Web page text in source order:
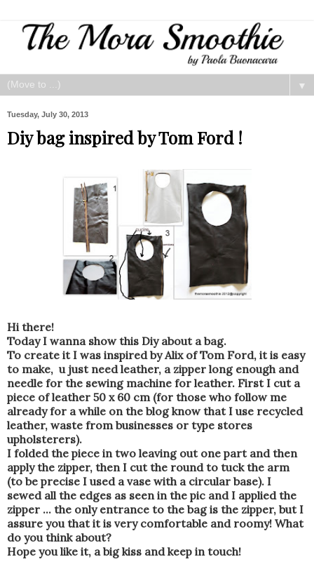
▼
Tuesday, July 30, 2013
Diy bag inspired by Tom Ford !
Hi there!
Today I wanna show this Diy about a bag.
To create it I was inspired by Alix of Tom Ford, it is easy
to make, u just need leather, a zipper long enough and
needle for the sewing machine for leather. First I cut a
piece of leather 50 x 60 cm (for those who follow me
already for a while on the blog know that I use recycled
leather, waste from businesses or type stores
upholsterers).
I folded the piece in two leaving out one part and then
apply the zipper, then I cut the round to tuck the arm
(to be precise I used a vase with a circular base). I
sewed all the edges as seen in the pic and I applied the
zipper ... the only entrance to the bag is the zipper, but I
assure you that it is very comfortable and roomy! What
do you think about?
Hope you like it, a big kiss and keep in touch!